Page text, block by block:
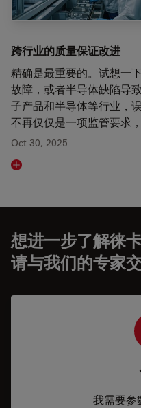
跨行业的质量保证改进
精确是最重要的。试想一
故障，或者半导体缺陷导
子产品和半导体等行业，
不再仅仅是一项监管要求
Oct 30, 2025
Read article
想进一步了解徕
请与我们的专家交
我需要参